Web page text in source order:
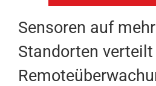
Sensoren auf
Standorten verteilt